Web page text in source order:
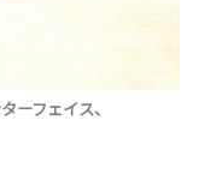
ーフェイス、